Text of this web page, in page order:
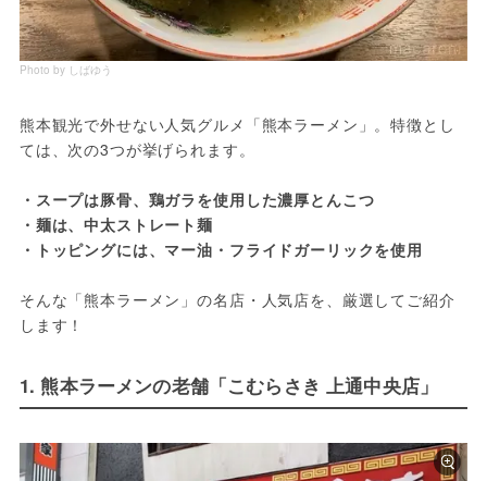
Photo by しばゆう
熊本観光で外せない人気グルメ「熊本ラーメン」。特徴とし
ては、次の3つが挙げられます。
・スープは豚骨、鶏ガラを使用した濃厚とんこつ
・麺は、中太ストレート麺
・トッピングには、マー油・フライドガーリックを使用
そんな「熊本ラーメン」の名店・人気店を、厳選してご紹介
します！
1. 熊本ラーメンの老舗「こむらさき 上通中央店」